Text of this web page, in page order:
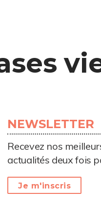
NEWSLETTER
Recevez nos
actualités deux fois
Je m'inscris